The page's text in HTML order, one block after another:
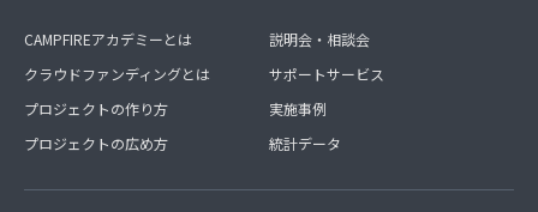
CAMPFIREアカデミーとは
クラウドファンディングとは
プロジェクトの作り方
プロジェクトの広め方
説明会・相談会
サポートサービス
実施事例
統計データ